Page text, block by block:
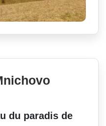
du paradis de